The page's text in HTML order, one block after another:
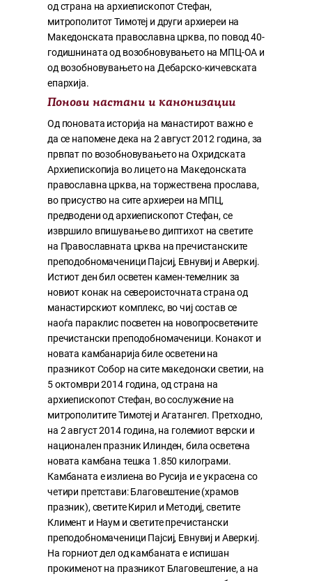
од страна на архиепископот Стефан,
митрополитот Тимотеј и други архиереи на
Македонската православна црква, по повод 40-
годишнината од возобновувањето на МПЦ-ОА и
од возобновувањето на Дебарско-кичевската
епархија.
Понови настани и канонизации
Од поновата историја на манастирот важно е
да се напомене дека на 2 август 2012 година, за
првпат по возобновувањето на Охридската
Архиепископија во лицето на Македонската
православна црква, на торжествена прослава,
во присуство на сите архиереи на МПЦ,
предводени од архиепископот Стефан, се
извршило впишување во диптихот на светите
на Православната црква на пречистанските
преподобномаченици Пајсиј, Евнувиј и Аверкиј.
Истиот ден бил осветен камен-темелник за
новиот конак на североисточната страна од
манастирскиот комплекс, во чиј состав се
наоѓа параклис посветен на новопросветените
пречистански преподобномаченици. Конакот и
новата камбанарија биле осветени на
празникот Собор на сите македонски светии, на
5 октомври 2014 година, од страна на
архиепископот Стефан, во сослужение на
митрополитите Тимотеј и Агатангел. Претходно,
на 2 август 2014 година, на големиот верски и
национален празник Илинден, била осветена
новата камбана тешка 1.850 килограми.
Камбаната е излиена во Русија и е украсена со
четири претстави: Благовештение (храмов
празник), светите Кирил и Методиј, светите
Климент и Наум и светите пречистански
преподобномаченици Пајсиј, Евнувиј и Аверкиј.
На горниот дел од камбаната е испишан
прокименот на празникот Благовештение, а на